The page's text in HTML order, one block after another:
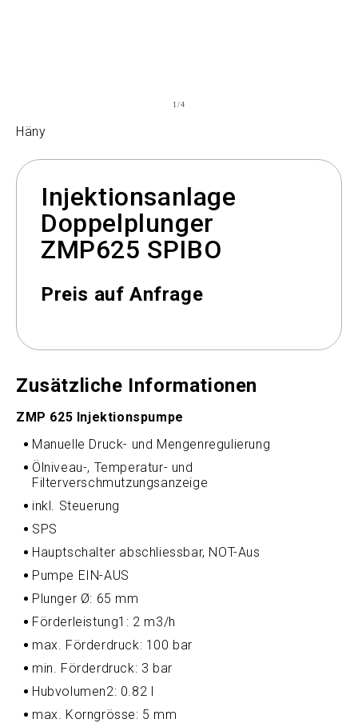
1/von
4
Häny
Injektionsanlage
Doppelplunger
ZMP625 SPIBO
Preis auf Anfrage
Zusätzliche Informationen
ZMP 625 Injektionspumpe
Manuelle Druck- und Mengenregulierung
Ölniveau-, Temperatur- und
Filterverschmutzungsanzeige
inkl. Steuerung
SPS
Hauptschalter abschliessbar, NOT-Aus
Pumpe EIN-AUS
Plunger Ø: 65 mm
Förderleistung1: 2 m3/h
max. Förderdruck: 100 bar
min. Förderdruck: 3 bar
Hubvolumen2: 0.82 l
max. Korngrösse: 5 mm